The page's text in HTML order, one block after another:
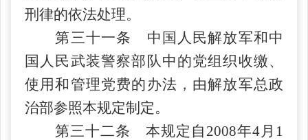
刑律的依法处理。
第三十一条 中国人民解放军和中
国人民武装警察部队中的党组织收缴、
使用和管理党费的办法，由解放军总政
治部参照本规定制定。
第三十二条 本规定自 2008年4月1